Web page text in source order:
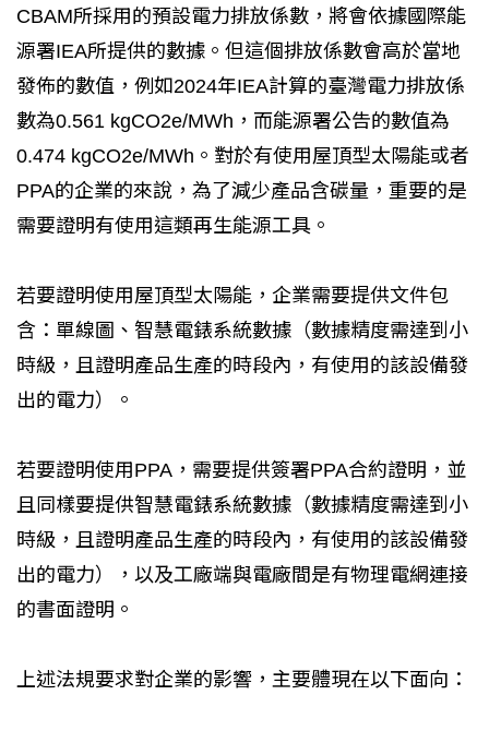
CBAM所採用的預設電力排放係數，將會依據國際能
源署IEA所提供的數據。但這個排放係數會高於當地
發佈的數值，例如2024年IEA計算的臺灣電力排放係
數為0.561 kgCO2e/MWh，而能源署公告的數值為
0.474 kgCO2e/MWh。對於有使用屋頂型太陽能或者
PPA的企業的來說，為了減少產品含碳量，重要的是
需要證明有使用這類再生能源工具。
若要證明使用屋頂型太陽能，企業需要提供文件包
含：單線圖、智慧電錶系統數據（數據精度需達到小
時級，且證明產品生產的時段內，有使用的該設備發
出的電力）。
若要證明使用PPA，需要提供簽署PPA合約證明，並
且同樣要提供智慧電錶系統數據（數據精度需達到小
時級，且證明產品生產的時段內，有使用的該設備發
出的電力），以及工廠端與電廠間是有物理電網連接
的書面證明。
上述法規要求對企業的影響，主要體現在以下面向：